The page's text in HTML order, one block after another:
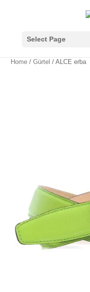
Select Page
Home / Gürtel / ALCE erba